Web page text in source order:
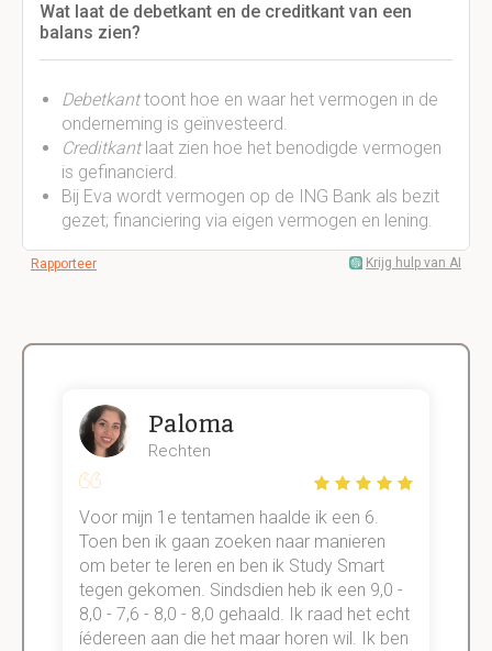
Wat laat de debetkant en de creditkant van een
balans zien?
Debetkanttoont hoe en waar het vermogen in de
onderneming is geïnvesteerd.
Creditkantlaat zien hoe het benodigde vermogen
is gefinancierd.
Bij Eva wordt vermogen op de ING Bank als bezit
gezet; financiering via eigen vermogen en lening.
Rapporteer Krijg hulp van AI
Paloma
Rechten
Voor mijn 1e tentamen haalde ik een 6.
Toen ben ik gaan zoeken naar manieren
om beter te leren en ben ik Study Smart
tegen gekomen. Sindsdien heb ik een 9,0 -
8,0 - 7,6 - 8,0 - 8,0 gehaald. Ik raad het echt
íédereen aan die het maar horen wil. Ik ben